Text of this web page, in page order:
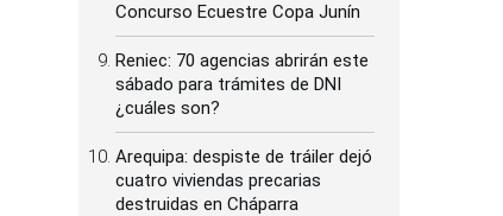
Concurso Ecuestre Copa Junín
Reniec: 70 agencias abrirán este
sábado para trámites de DNI
¿cuáles son?
Arequipa: despiste de tráiler dejó
cuatro viviendas precarias
destruidas en Cháparra